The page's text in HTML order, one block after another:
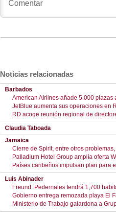
Noticias relacionadas
Barbados
American Airlines añade 5.000 plazas
JetBlue aumenta sus operaciones en
RD acoge reunión regional de
Claudia Taboada
Jamaica
Cierre de Spirit, entre otros
Palladium Hotel Group amplía oferta
Países caribeños impulsan plan para
Luis Abinader
Freund: Pedernales tendrá 1,700
Gobierno entrega remozada playa El
Ministerio de Trabajo galardona a